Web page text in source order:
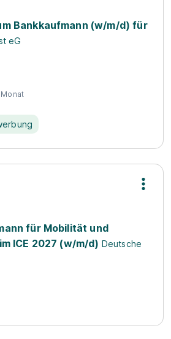
Bankkaufmann (w/m/d) für
eG
für Mobilität und
ICE 2027 (w/m/d) Deutsche